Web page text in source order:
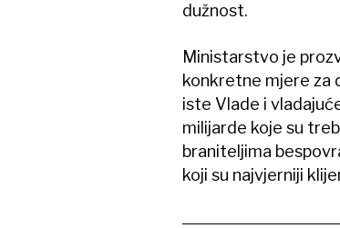
dužnost.
Ministarstvo je
konkretne mjere za
iste Vlade i
milijarde koje su
braniteljima
koji su najvjerniji